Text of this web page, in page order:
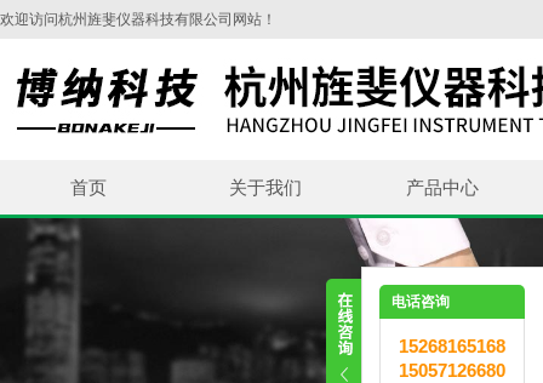
欢迎访问杭州旌斐仪器科技有限公司网站！
首页 关于我们 产品中心
电话咨询
15268165168
15057126680